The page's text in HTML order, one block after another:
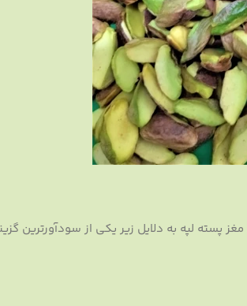
لپه به دلایل زیر یکی از سودآورترین